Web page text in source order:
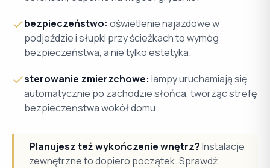
bezpieczeństwo: oświetlenie najazdowe w
podjeździe i słupki przy ścieżkach to wymóg
bezpieczeństwa, a nie tylko estetyka.
sterowanie zmierzchowe: lampy uruchamiają się
automatycznie po zachodzie słońca, tworząc strefę
bezpieczeństwa wokół domu.
Planujesz też wykończenie wnętrz?Instalacje
zewnętrzne to dopiero początek. Sprawdź: